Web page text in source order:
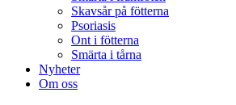
Skavsår på fötterna
Psoriasis
Ont i fötterna
Smärta i tårna
Nyheter
Om oss